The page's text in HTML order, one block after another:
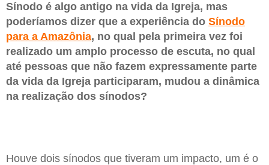
Sínodo é algo antigo na vida da Igreja, mas
poderíamos dizer que a experiência do Sínodo
para a Amazônia, no qual pela primeira vez foi
realizado um amplo processo de escuta, no qual
até pessoas que não fazem expressamente parte
da vida da Igreja participaram, mudou a dinâmica
na realização dos sínodos?
Houve dois sínodos que tiveram um impacto, um é o